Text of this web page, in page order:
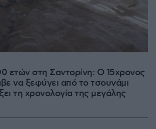
ετών στη Σαντορίνη: Ο 15χρονος
να ξεφύγει από το τσουνάμι
τη χρονολογία της μεγάλης